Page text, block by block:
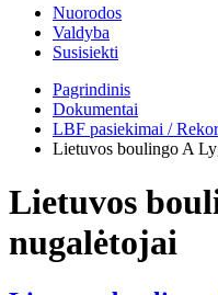
Nuorodos
Valdyba
Susisiekti
Pagrindinis
Dokumentai
LBF pasiekimai /
Lietuvos boulingo A
Lietuvos
nugalėtojai